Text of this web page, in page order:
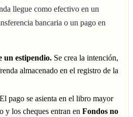
llegue como efectivo en un
bancaria o un pago en
un estipendio. Se crea la intención,
almacenado en el registro de la
El pago se asienta en el libro mayor
y los cheques entran en Fondos no